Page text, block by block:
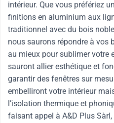
intérieur. Que vous préfériez
finitions en aluminium aux
traditionnel avec du bois
nous saurons répondre à vos
au mieux pour sublimer votre
sauront allier esthétique et
garantir des fenêtres sur
embelliront votre intérieur
l’isolation thermique et
faisant appel à A&D Plus Sàrl,